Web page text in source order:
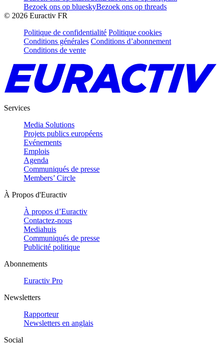
Bezoek ons op blueskyBezoek ons op threads
© 2026 Euractiv FR
Politique de confidentialité Politique cookies
Conditions générales Conditions d’abonnement
Conditions de vente
Services
Media Solutions
Projets publics européens
Evénements
Emplois
Agenda
Communiqués de presse
Members’ Circle
À Propos d'Euractiv
À propos d’Euractiv
Contactez-nous
Mediahuis
Communiqués de presse
Publicité politique
Abonnements
Euractiv Pro
Newsletters
Rapporteur
Newsletters en anglais
Social